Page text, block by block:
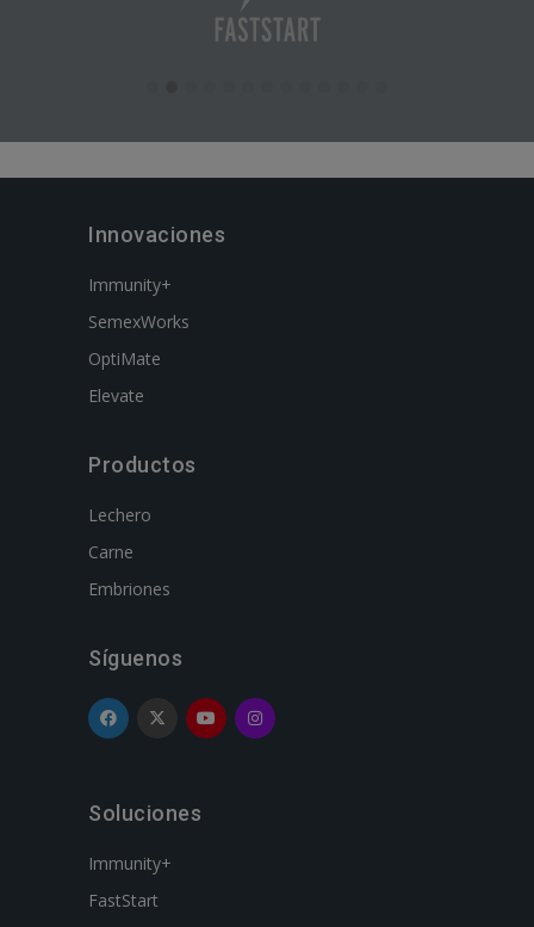
Innovaciones
Immunity+
SemexWorks
OptiMate
Elevate
Productos
Lechero
Carne
Embriones
Síguenos
Soluciones
Immunity+
FastStart